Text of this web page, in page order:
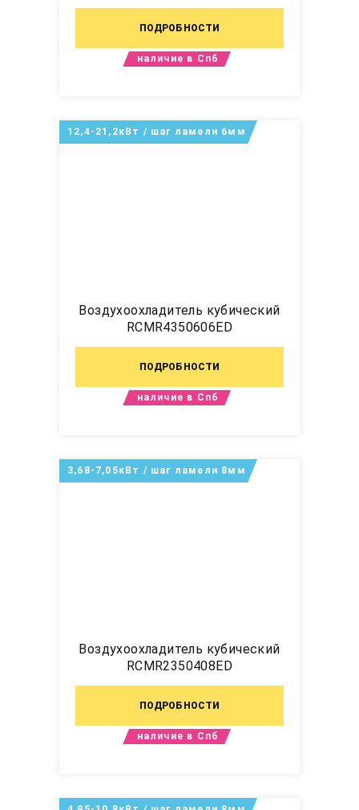
ПОДРОБНОСТИ
наличие в Спб
Воздухоохладитель кубический
RCMR4350606ED
ПОДРОБНОСТИ
12,4-21,2кВт / шаг ламели 6мм
наличие в Спб
Воздухоохладитель кубический
RCMR2350408ED
ПОДРОБНОСТИ
3,68-7,05кВт / шаг ламели 8мм
наличие в Спб